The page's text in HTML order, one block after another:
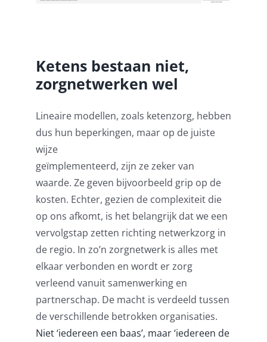
Ketens bestaan niet,
zorgnetwerken wel
Lineaire modellen, zoals ketenzorg, hebben
dus hun beperkingen, maar op de juiste
wijze
geïmplementeerd, zijn ze zeker van
waarde. Ze geven bijvoorbeeld grip op de
kosten. Echter, gezien de complexiteit die
op ons afkomt, is het belangrijk dat we een
vervolgstap zetten richting netwerkzorg in
de regio. In zo’n zorgnetwerk is alles met
elkaar verbonden en wordt er zorg
verleend vanuit samenwerking en
partnerschap. De macht is verdeeld tussen
de verschillende betrokken organisaties.
Niet ‘iedereen een baas’, maar ‘iedereen de